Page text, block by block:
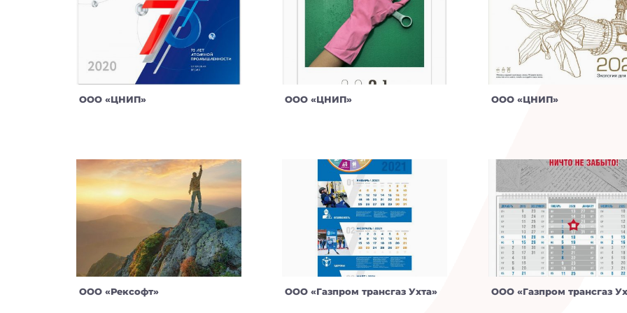
ООО «ЦНИП» ООО «ЦНИП» ООО «ЦНИП»
ООО «Рексофт» ООО «Газпром трансгаз Ухта» ООО «Газпром трансгаз